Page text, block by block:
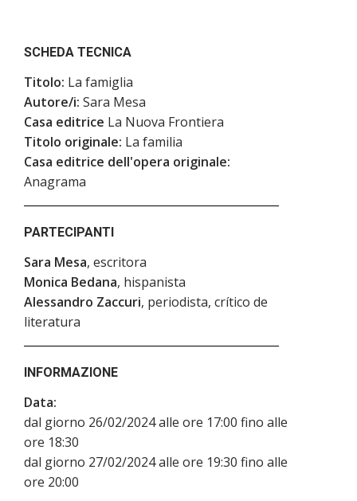
SCHEDA TECNICA
Titolo: La famiglia
Autore/i: Sara Mesa
Casa editrice La Nuova Frontiera
Titolo originale: La familia
Casa editrice dell'opera originale:
Anagrama
PARTECIPANTI
Sara Mesa, escritora
Monica Bedana, hispanista
Alessandro Zaccuri, periodista, crítico de
literatura
INFORMAZIONE
Data:
dal giorno 26/02/2024 alle ore 17:00 fino alle
ore 18:30
dal giorno 27/02/2024 alle ore 19:30 fino alle
ore 20:00